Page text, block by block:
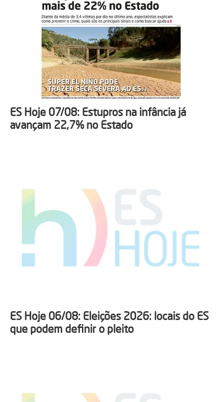
ES Hoje 07/08: Estupros na infância já
avançam 22,7% no Estado
ES Hoje 06/08: Eleições 2026: locais do ES
que podem definir o pleito